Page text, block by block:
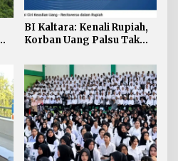
BI Kaltara: Kenali Rupiah,
Korban Uang Palsu Tak